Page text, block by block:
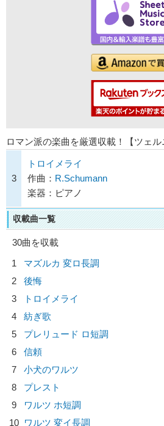
ロマン派の楽曲を厳選収載！【ツェル
3
トロイメライ
作曲： R.Schumann
楽器：ピアノ
収載曲一覧
30曲を収載
1
マズルカ 変ロ長調
2
後悔
3
トロイメライ
4
紡ぎ歌
5
プレリュード ロ短調
6
信頼
7
小犬のワルツ
8
プレスト
9
ワルツ ホ短調
10 ワルツ 変イ長調